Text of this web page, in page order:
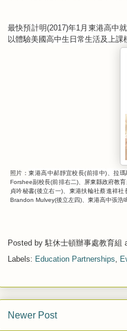
最快預計明(2017)年1月東港高中
以體驗美國高中生日常生活及上課
照片：東港高中郝靜宜校長(前排中)、拉
Forshee副校長(前排右二)、屏東縣政府教
貞吟秘書(後立右一)、東港扶輪社蔡進祥社
Brandon Mulvey(後立左四)、東港高中張浩
Posted by 駐休士頓辦事處教育組
Labels: Education Partnerships
Newer Post